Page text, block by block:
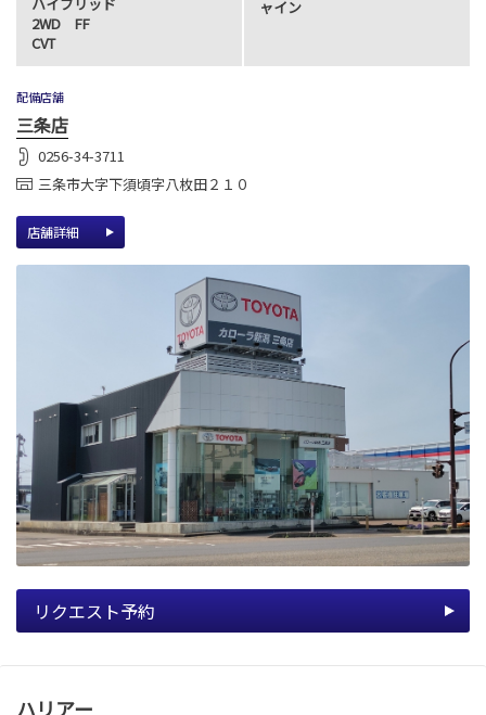
2WD FF
CVT
ャイン
配備店舗
三条店
0256-34-3711
三条市大字下須頃字八枚田２１０
店舗詳細
リクエスト予約
ハリアー